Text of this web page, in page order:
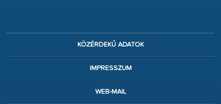
KÖZÉRDEKŰ ADATOK
IMPRESSZUM
WEB-MAIL